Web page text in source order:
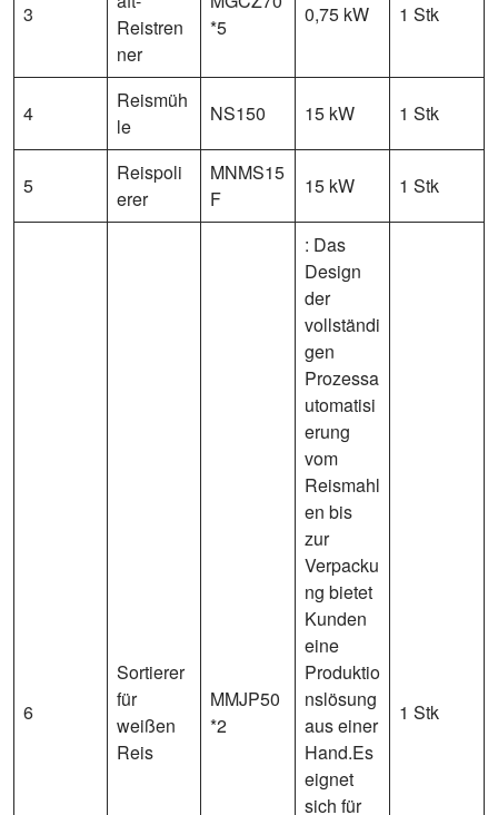
3
Reistren
ner
*5
0,75 kW 1 Stk
4
Reismüh
le
NS150 15 kW 1 Stk
5
Reispoli
erer
MNMS15
F
15 kW 1 Stk
6
Sortierer
für
weißen
Reis
MMJP50
*2
: Das
Design
der
vollständi
gen
Prozessa
utomatisi
erung
vom
Reismahl
en bis
zur
Verpacku
ng bietet
Kunden
eine
Produktio
nslösung
aus einer
Hand.Es
eignet
sich für
1 Stk